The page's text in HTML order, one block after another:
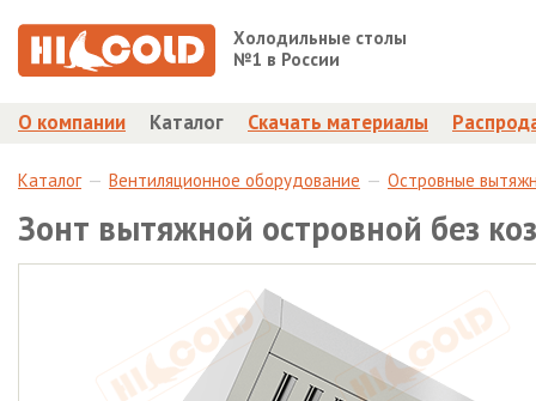
Холодильные столы
№1 в России
О компании Каталог Скачать материалы
Каталог Вентиляционное оборудование Островные
Зонт вытяжной островной без